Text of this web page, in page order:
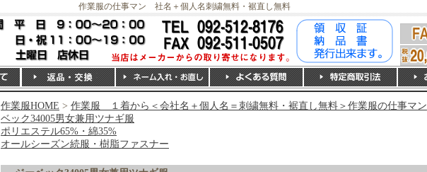
作業服の仕事マン 社名＋個人名刺繍無料・裾直し無料
作業服HOME > 作業服 １着から＜会社名＋個人名＝刺繍無料・裾直し無料＞作業服の仕事マン
ベック34005男女兼用ツナギ服
ポリエステル65%・綿35%
オールシーズン続服・樹脂ファスナー